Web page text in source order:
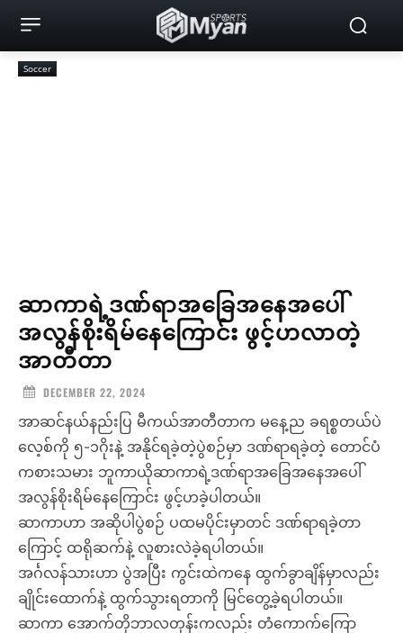
Soccer
ဆာကာရဲ့ဒဏ်ရာအခြေအနေအပေါ်
အလွန်စိုးရိမ်နေကြောင်း ဖွင့်ဟလာတဲ့
အာတီတာ
DECEMBER 22, 2024
အာဆင်နယ်နည်းပြ မီကယ်အာတီတာက မနေ့ည ခရစ္စတယ်ပဲ
လေ့စ်ကို ၅-၁ဂိုးနဲ့ အနိုင်ရခဲ့တဲ့ပွဲစဉ်မှာ ဒဏ်ရာရခဲ့တဲ့ တောင်ပံ
ကစားသမား ဘူကာယိုဆာကာရဲ့ဒဏ်ရာအခြေအနေအပေါ်
အလွန်စိုးရိမ်နေကြောင်း ဖွင့်ဟခဲ့ပါတယ်။
ဆာကာဟာ အဆိုပါပွဲစဉ် ပထမပိုင်းမှာတင် ဒဏ်ရာရခဲ့တာ
ကြောင့် ထရိုဆက်နဲ့ လူစားလဲခဲ့ရပါတယ်။
အင်္ဂလန်သားဟာ ပွဲအပြီး ကွင်းထဲကနေ ထွက်ခွာချိန်မှာလည်း
ချိုင်းထောက်နဲ့ ထွက်သွားရတာကို မြင်တွေ့ခဲ့ရပါတယ်။
ဆာကာ အောက်တိုဘာလတုန်းကလည်း တံကောက်ကြော